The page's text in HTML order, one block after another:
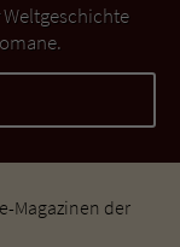
Magazinen der